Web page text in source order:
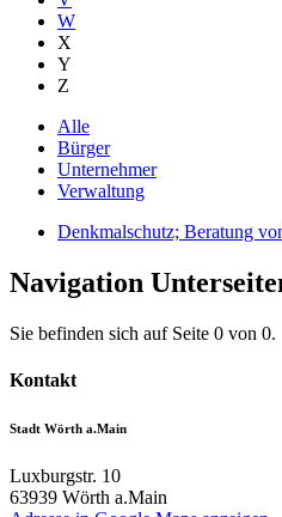
W
X
Y
Z
Alle
Bürger
Unternehmer
Verwaltung
Denkmalschutz; Beratung
Navigation
Sie befinden sich auf Seite 0 von 0.
Kontakt
Stadt Wörth a.Main
Luxburgstr. 10
63939 Wörth a.Main